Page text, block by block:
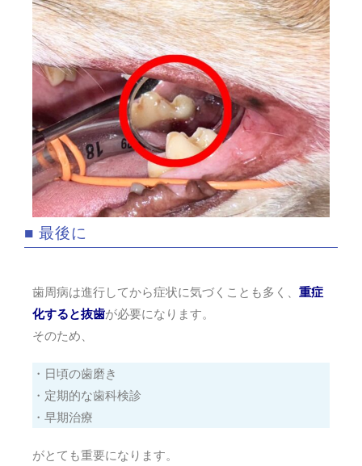
■ 最後に
歯周病は進行してから症状に気づくことも多く、 重症
化すると抜歯が必要になります。
そのため、
・日頃の歯磨き
・定期的な歯科検診
・早期治療
がとても重要になります。